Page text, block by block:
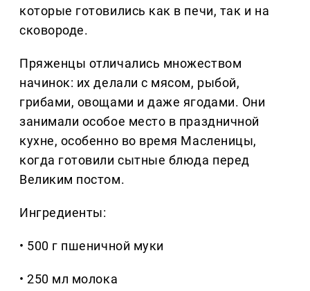
которые готовились как в печи, так и на
сковороде.
Пряженцы отличались множеством
начинок: их делали с мясом, рыбой,
грибами, овощами и даже ягодами. Они
занимали особое место в праздничной
кухне, особенно во время Масленицы,
когда готовили сытные блюда перед
Великим постом.
Ингредиенты:
• 500 г пшеничной муки
• 250 мл молока